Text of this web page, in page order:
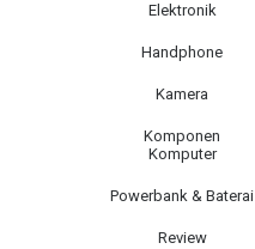
Elektronik
Handphone
Kamera
Komponen
Komputer
Powerbank & Baterai
Review